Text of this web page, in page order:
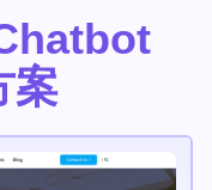
案